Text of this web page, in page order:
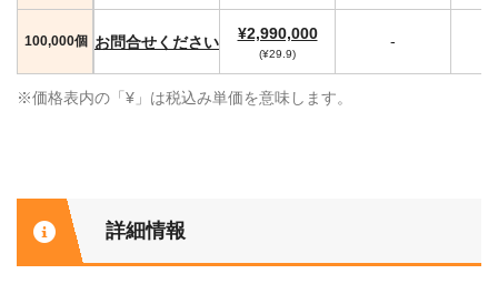
100,000個 お問合せください ¥2,990,000
(¥29.9)
-
※価格表内の「¥」は税込み単価を意味します。
詳細情報